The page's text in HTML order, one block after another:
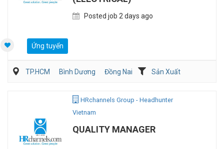
Posted job 2 days ago
Ứng tuyển
TP.HCM Bình Dương Đồng Nai
Sản Xuất
HRchannels Group - Headhunter
Vietnam
QUALITY MANAGER